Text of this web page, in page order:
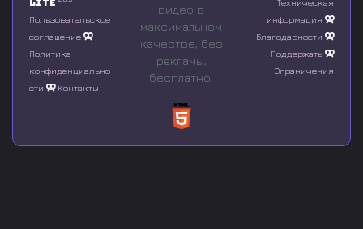
o
n
d
Пользовательское
соглашение
Политика
конфиденциально
сти
Контакты
видео в
максимальном
качестве, без
рeкламы,
бесплатно.
информация
Благодарности
Поддержать
Ограничения